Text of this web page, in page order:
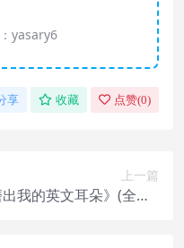
yasary6
享 收藏 点赞(0)
上一篇
我的英文耳朵》(全套6